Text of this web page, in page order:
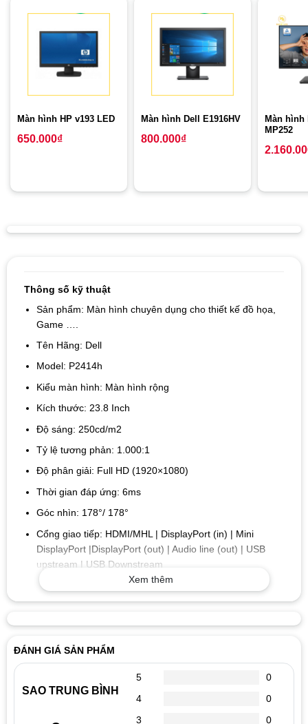
Màn hình HP v193 LED
650.000₫
Màn hình Dell E1916HV
800.000₫
Màn hình
MP252
Thông số kỹ thuật
Sản phẩm: Màn hình chuyên dụng cho thiết kế đồ họa,
Game ….
Tên Hãng: Dell
Model: P2414h
Kiểu màn hình: Màn hình rộng
Kích thước: 23.8 Inch
Độ sáng: 250cd/m2
Tỷ lệ tương phản: 1.000:1
Độ phân giải: Full HD (1920×1080)
Thời gian đáp ứng: 6ms
Góc nhìn: 178°/ 178°
Cổng giao tiếp: HDMI/MHL | DisplayPort (in) | Mini
DisplayPort |DisplayPort (out) | Audio line (out) | USB
upstream | USB Downstream
Tính năng nổi bật của màn hình Dell P2414H
làm việc của mọi người và cung cấp hầu như tất cả các tùy
chọn kết nối bạn cần trong suốt cả ngày.
Đế màn hình Dell P2414H có đầy đủ các tính năng điều
chỉnh để tối đa hóa sự thoải mái khi xem. Dễ dàng chuyển
từ hướng ngang sang hướng dọc, cung cấp cho bạn tùy
Xem thêm
ĐÁNH GIÁ SẢN PHẨM
SAO TRUNG BÌNH
5
0
4
0
3
0